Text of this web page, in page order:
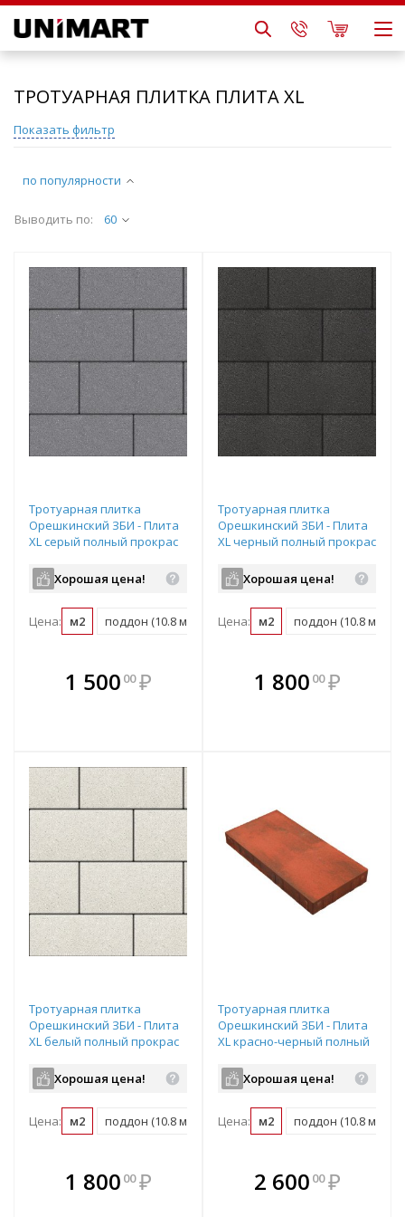
ТРОТУАРНАЯ ПЛИТКА ПЛИТА XL
по популярности
Выводить по: 60
Тротуарная плитка
Орешкинский ЗБИ - Плита
XL серый полный прокрас
Хорошая цена!
Цена: м2 поддон (10.8 м2)
1 500 00 ₽
В комплекте
всегда выгоднее!
Тротуарная плитка
Орешкинский ЗБИ - Плита
XL черный полный прокрас
Хорошая цена!
Цена: м2 поддон (10.8 м2)
В комплекте
всегда выгоднее!
1 800 00 ₽
Тротуарная плитка
Орешкинский ЗБИ - Плита
XL белый полный прокрас
Хорошая цена!
Цена: м2 поддон (10.8 м2)
1 800 00 ₽
В комплекте
всегда выгоднее!
Тротуарная плитка
Орешкинский ЗБИ - Плита
XL красно-черный полный
Хорошая цена!
Цена: м2 поддон (10.8 м2)
В комплекте
всегда выгоднее!
2 600 00 ₽
Показать фильтр